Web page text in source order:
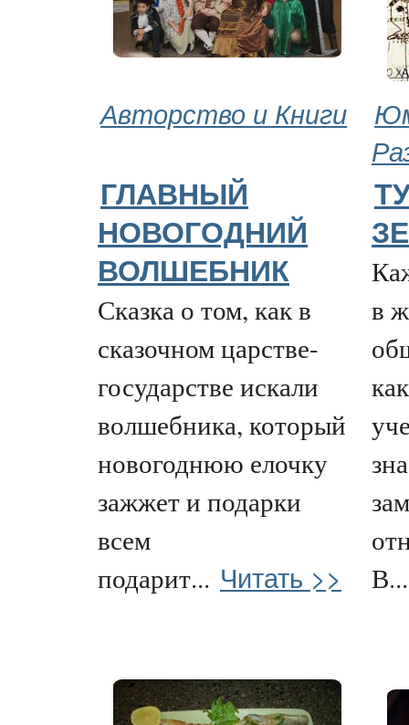
Авторство и Книги
ГЛАВНЫЙ
НОВОГОДНИЙ
ВОЛШЕБНИК
Сказка о том, как в
сказочном царстве-
государстве искали
волшебника, который
новогоднюю елочку
зажжет и подарки
всем
подарит... Читать >>
в
В...